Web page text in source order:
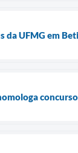
da UFMG em